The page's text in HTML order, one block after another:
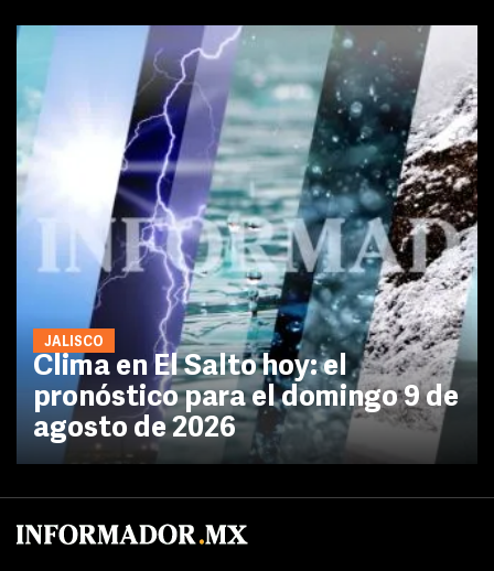
JALISCO
Clima en El Salto hoy: el
pronóstico para el domingo 9 de
agosto de 2026